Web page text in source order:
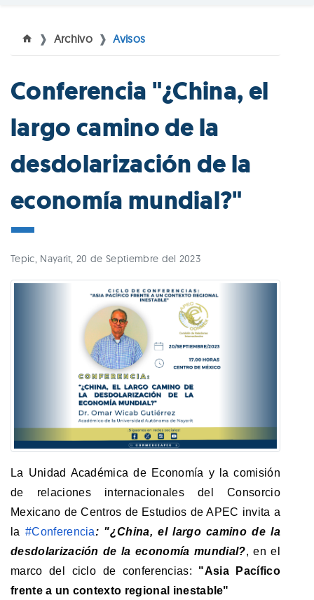
Archivo Avisos
Conferencia "¿China, el
largo camino de la
desdolarización de la
economía mundial?"
Tepic, Nayarit, 20 de Septiembre del 2023
La Unidad Académica de Economía y la comisión
de relaciones internacionales del Consorcio
Mexicano de Centros de Estudios de APEC invita a
la #Conferencia: "¿China, el largo camino de la
desdolarización de la economía mundial?, en el
marco del ciclo de conferencias: "Asia Pacífico
frente a un contexto regional inestable"